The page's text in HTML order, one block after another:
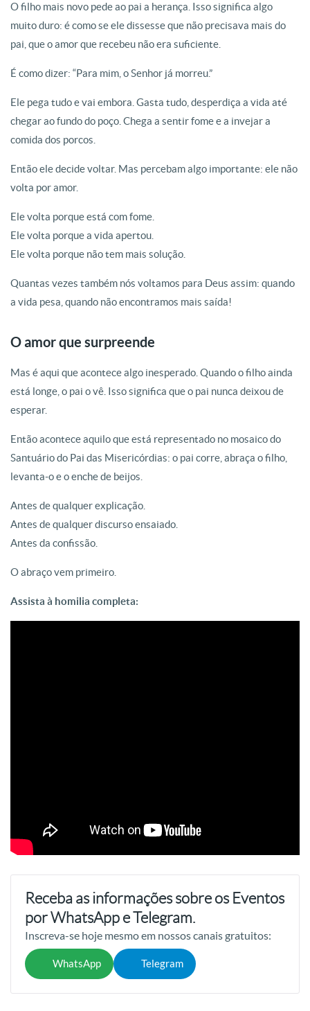
O filho mais novo pede ao pai a herança. Isso significa algo
muito duro: é como se ele dissesse que não precisava mais do
pai, que o amor que recebeu não era suficiente.
É como dizer: “Para mim, o Senhor já morreu.”
Ele pega tudo e vai embora. Gasta tudo, desperdiça a vida até
chegar ao fundo do poço. Chega a sentir fome e a invejar a
comida dos porcos.
Então ele decide voltar. Mas percebam algo importante: ele não
volta por amor.
Ele volta porque está com fome.
Ele volta porque a vida apertou.
Ele volta porque não tem mais solução.
Quantas vezes também nós voltamos para Deus assim: quando
a vida pesa, quando não encontramos mais saída!
O amor que surpreende
Mas é aqui que acontece algo inesperado. Quando o filho ainda
está longe, o pai o vê. Isso significa que o pai nunca deixou de
esperar.
Então acontece aquilo que está representado no mosaico do
Santuário do Pai das Misericórdias: o pai corre, abraça o filho,
levanta-o e o enche de beijos.
Antes de qualquer explicação.
Antes de qualquer discurso ensaiado.
Antes da confissão.
O abraço vem primeiro.
Assista à homilia completa:
Receba as informações sobre os Eventos
por WhatsApp e Telegram.
Inscreva-se hoje mesmo em nossos canais gratuitos:
WhatsApp Telegram